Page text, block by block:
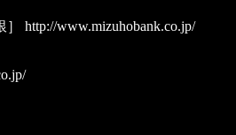
http://www.mizuhobank.co.jp/